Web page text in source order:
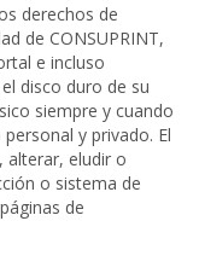
derechos de
de CONSUPRINT,
e incluso
disco duro de su
siempre y cuando
y privado. El
alterar, eludir o
o sistema de
de